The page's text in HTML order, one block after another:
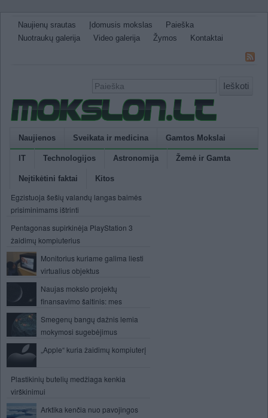
Naujienų srautas Įdomusis mokslas
Paieška
Nuotraukų galerija
Video galerija Žymos Kontaktai
Ieškoti
Naujienos Sveikata ir medicina Gamtos Mokslai
IT Technologijos Astronomija Žemė ir Gamta
Neįtikėtini faktai Kitos
Egzistuoja šešių valandų langas baimės
prisiminimams ištrinti
Pentagonas supirkinėja PlayStation 3
žaidimų kompiuterius
Monitorius kuriame galima liesti
virtualius objektus
Naujas mokslo projektų
finansavimo šaltinis: mes
Smegenų bangų dažnis lemia
mokymosi sugebėjimus
„Apple“ kuria žaidimų kompiuterį
Plastikinių butelių medžiaga kenkia
virškinimui
Arktika kenčia nuo pavojingos